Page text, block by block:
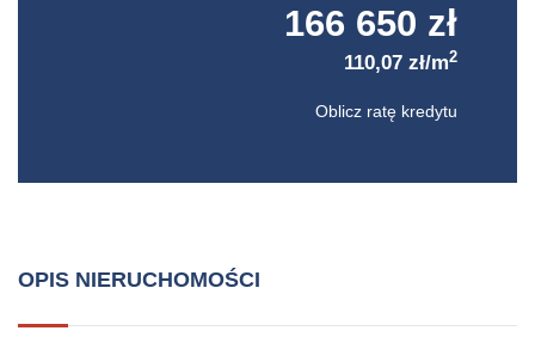
166 650 zł
110,07 zł/m2
Oblicz ratę kredytu
OPIS NIERUCHOMOŚCI